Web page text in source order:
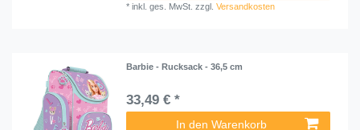
*inkl. ges. MwSt. zzgl.Versandkosten
Barbie - Rucksack - 36,5 cm
33,49 € *
In den Warenkorb